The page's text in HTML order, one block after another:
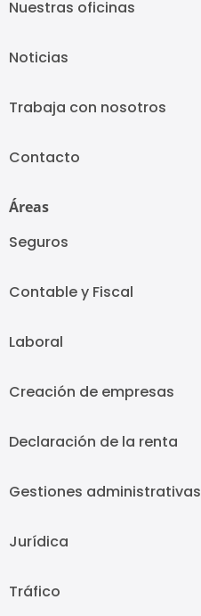
Nuestras oficinas
Noticias
Trabaja con nosotros
Contacto
Áreas
Seguros
Contable y Fiscal
Laboral
Creación de empresas
Declaración de la renta
Gestiones administrativas
Jurídica
Tráfico